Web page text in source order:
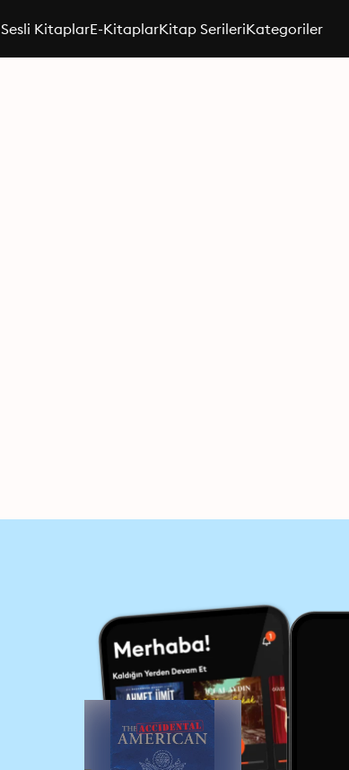
Sesli KitaplarE-KitaplarKitap SerileriKategoriler